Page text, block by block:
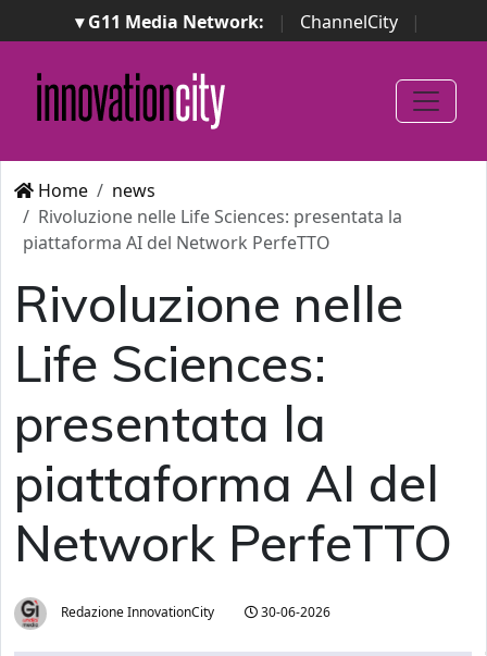
▾ G11 Media Network: | ChannelCity
|
ImpresaCity | SecurityOpenLab | Italian Channel
Awards
Italian Project Awards
Italian Security
Awards
Home
news
Rivoluzione nelle Life Sciences: presentata la
piattaforma AI del Network PerfeTTO
Rivoluzione nelle
Life Sciences:
presentata la
piattaforma AI del
Network PerfeTTO
Redazione InnovationCity 30-06-2026